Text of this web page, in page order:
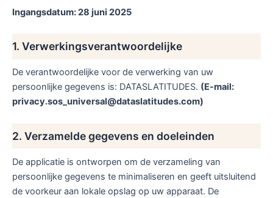
Ingangsdatum: 28 juni 2025
1. Verwerkingsverantwoordelijke
De verantwoordelijke voor de verwerking van uw
persoonlijke gegevens is: DATASLATITUDES. (E-mail:
privacy.sos_universal@dataslatitudes.com)
2. Verzamelde gegevens en doeleinden
De applicatie is ontworpen om de verzameling van
persoonlijke gegevens te minimaliseren en geeft uitsluitend
de voorkeur aan lokale opslag op uw apparaat. De